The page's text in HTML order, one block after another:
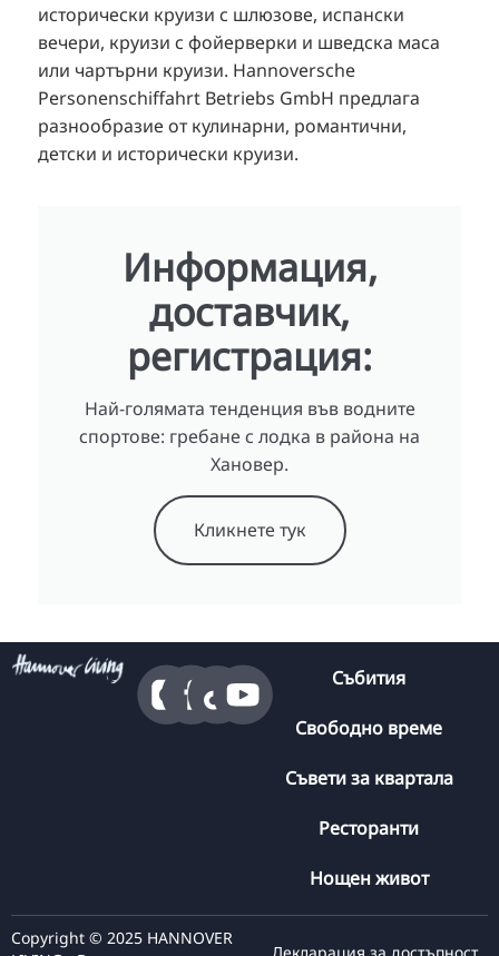
исторически круизи с шлюзове, испански
вечери, круизи с фойерверки и шведска маса
или чартърни круизи. Hannoversche
Personenschiffahrt Betriebs GmbH предлага
разнообразие от кулинарни, романтични,
детски и исторически круизи.
Информация,
доставчик,
регистрация:
Най-голямата тенденция във водните
спортове: гребане с лодка в района на
Хановер.
Кликнете тук
Събития
Свободно време
Съвети за квартала
Ресторанти
Нощен живот
Copyright © 2025 HANNOVER